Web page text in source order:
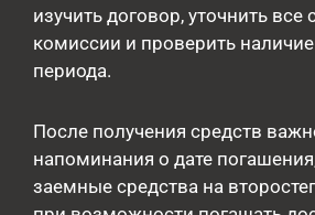
изучить договор, уточнить все
комиссии и проверить наличие
периода.
После получения средств
напоминания о дате
заемные средства на